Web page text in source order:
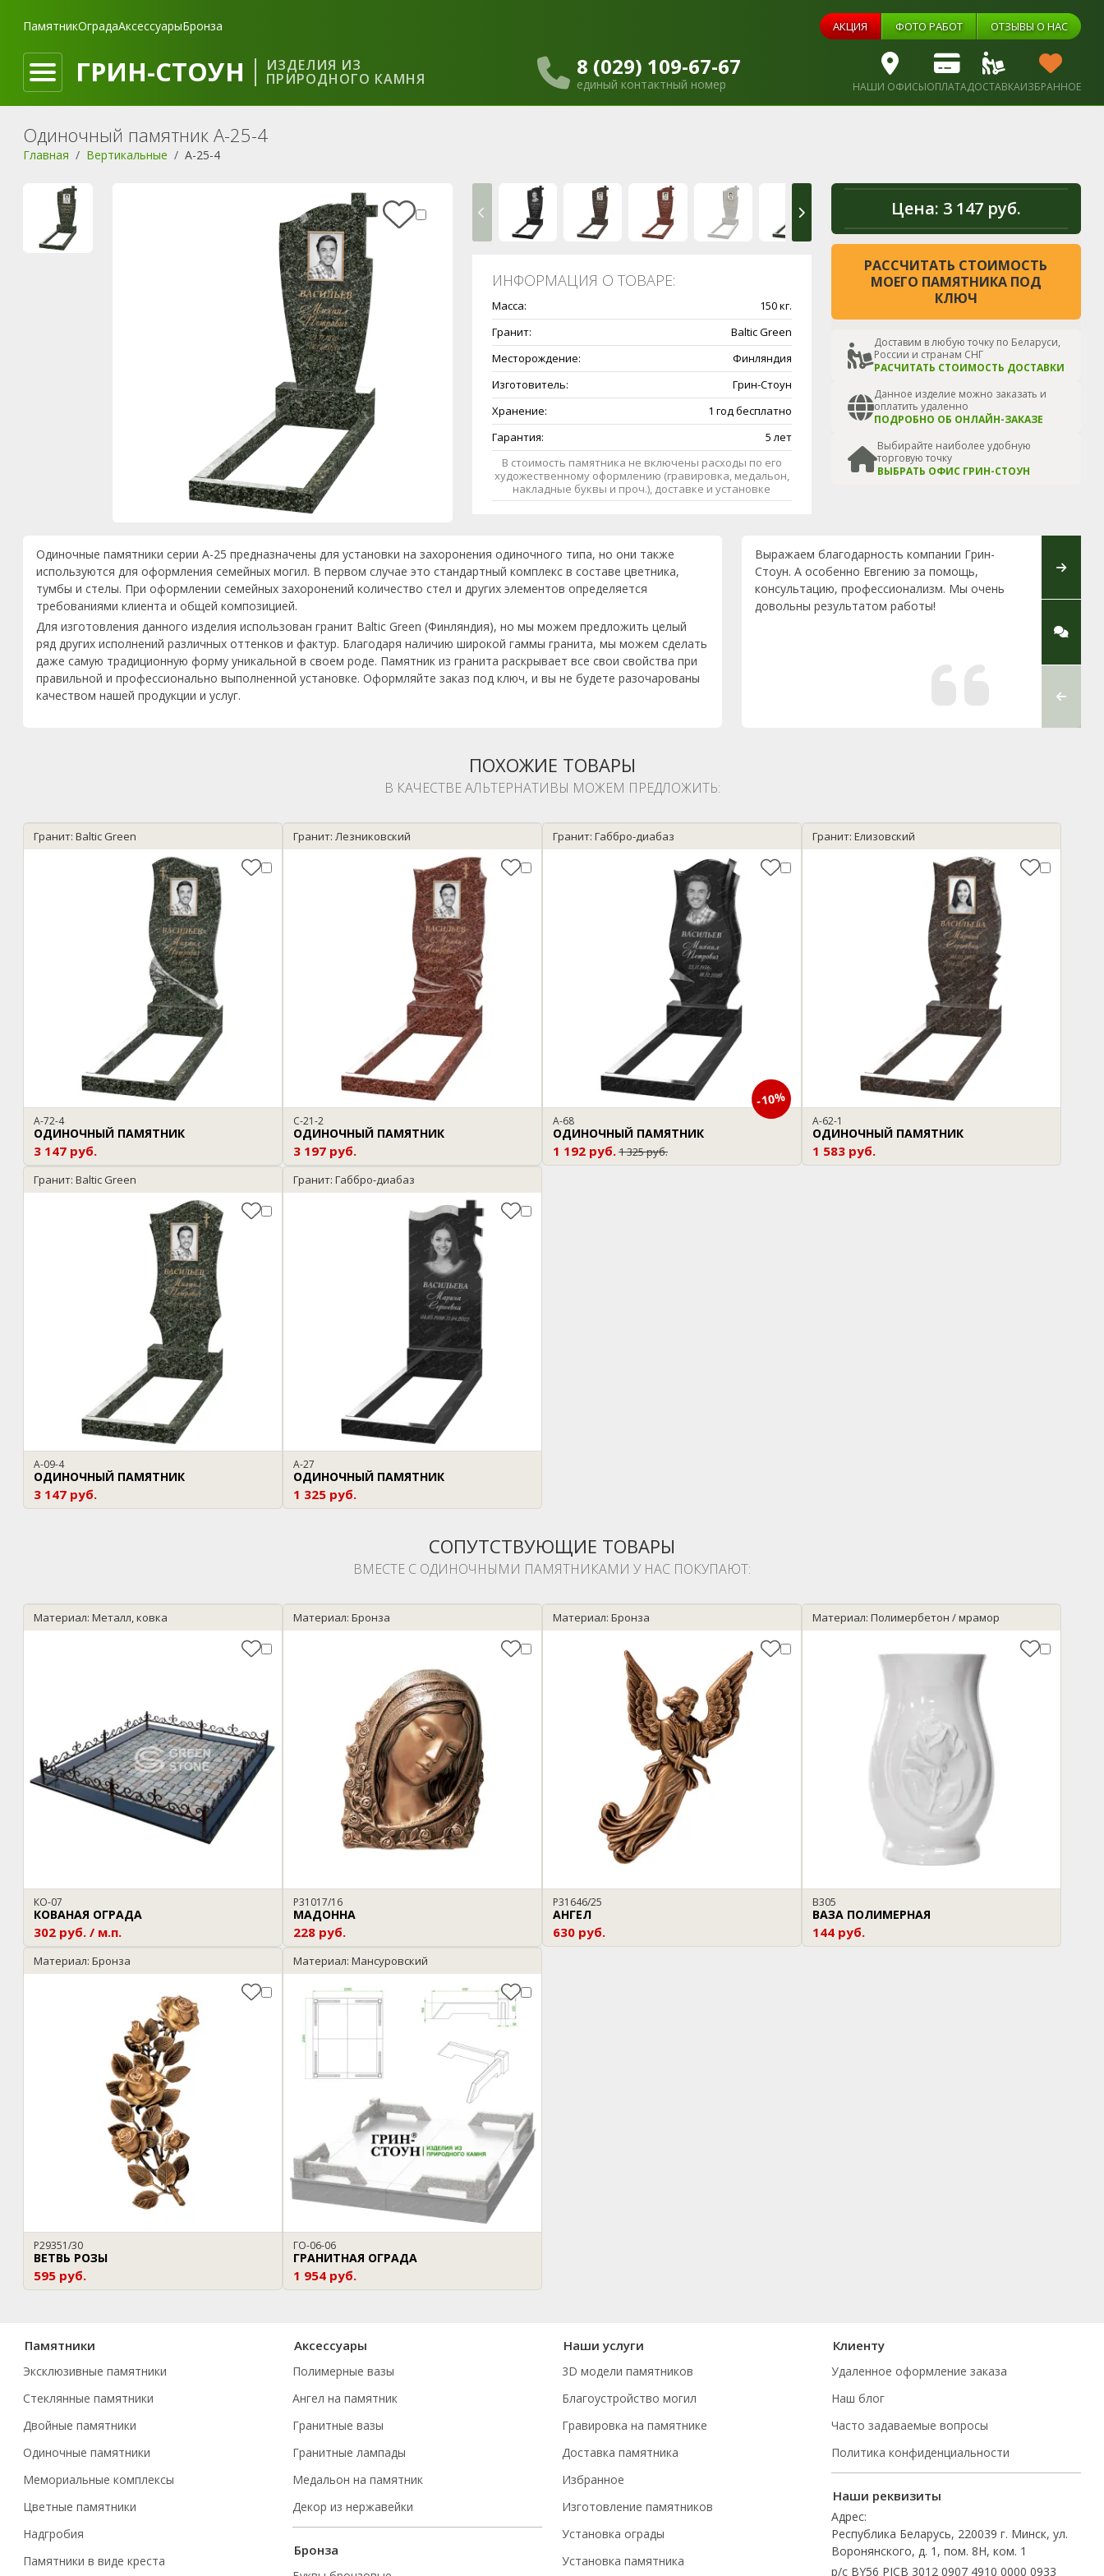
ПамятникОградаАксессуарыБронза АКЦИЯ ФОТО РАБОТ ОТЗЫВЫ О НАС
ГРИН-СТОУН ИЗДЕЛИЯ ИЗ
ПРИРОДНОГО КАМНЯ 8 (029) 109-67-67
единый контактный номер НАШИ ОФИСЫОПЛАТАДОСТАВКАИЗБРАННОЕ
Одиночный памятник A-25-4
Главная Вертикальные A-25-4
Цена: 3 147 руб.
РАССЧИТАТЬ СТОИМОСТЬ
МОЕГО ПАМЯТНИКА ПОД
КЛЮЧ
Доставим в любую точку по Беларуси,
России и странам СНГ
РАСЧИТАТЬ СТОИМОСТЬ ДОСТАВКИ
Данное изделие можно заказать и
оплатить удаленно
ПОДРОБНО ОБ ОНЛАЙН-ЗАКАЗЕ
Выбирайте наиболее удобную
торговую точку
ВЫБРАТЬ ОФИС ГРИН-СТОУН
ИНФОРМАЦИЯ О ТОВАРЕ:
Масса:
150 кг.
Гранит:
Baltic Green
Месторождение:
Финляндия
Изготовитель:
Грин-Стоун
Хранение:
1 год бесплатно
Гарантия:
5 лет
В стоимость памятника не включены расходы по его
художественному оформлению (гравировка, медальон,
накладные буквы и проч.), доставке и установке
Одиночные памятники серии A-25 предназначены для установки на захоронения одиночного типа, но они также
используются для оформления семейных могил. В первом случае это стандартный комплекс в составе цветника,
тумбы и стелы. При оформлении семейных захоронений количество стел и других элементов определяется
требованиями клиента и общей композицией.
Для изготовления данного изделия использован гранит Baltic Green (Финляндия), но мы можем предложить целый
ряд других исполнений различных оттенков и фактур. Благодаря наличию широкой гаммы гранита, мы можем сделать
даже самую традиционную форму уникальной в своем роде. Памятник из гранита раскрывает все свои свойства при
правильной и профессионально выполненной установке. Оформляйте заказ под ключ, и вы не будете разочарованы
качеством нашей продукции и услуг.
Выражаем благодарность компании Грин-
Стоун. А особенно Евгению за помощь,
консультацию, профессионализм. Мы очень
довольны результатом работы!
отца в
Могу
одного
Моя
ПОХОЖИЕ ТОВАРЫ
В КАЧЕСТВЕ АЛЬТЕРНАТИВЫ МОЖЕМ ПРЕДЛОЖИТЬ:
Гранит: Baltic Green
A-72-4
ОДИНОЧНЫЙ ПАМЯТНИК
3 147 руб.
Гранит: Лезниковский
C-21-2
ОДИНОЧНЫЙ ПАМЯТНИК
3 197 руб.
Гранит: Габбро-диабаз
A-68
ОДИНОЧНЫЙ ПАМЯТНИК
1 192 руб.1 325 руб.
-10%
Гранит: Елизовский
A-62-1
ОДИНОЧНЫЙ ПАМЯТНИК
1 583 руб.
Гранит: Baltic Green
A-09-4
ОДИНОЧНЫЙ ПАМЯТНИК
3 147 руб.
Гранит: Габбро-диабаз
A-27
ОДИНОЧНЫЙ ПАМЯТНИК
1 325 руб.
СОПУТСТВУЮЩИЕ ТОВАРЫ
ВМЕСТЕ С ОДИНОЧНЫМИ ПАМЯТНИКАМИ У НАС ПОКУПАЮТ:
Материал: Металл, ковка
КО-07
КОВАНАЯ ОГРАДА
302 руб. / м.п.
Материал: Бронза
P31017/16
МАДОННА
228 руб.
Материал: Бронза
P31646/25
АНГЕЛ
630 руб.
Материал: Полимербетон / мрамор
В305
ВАЗА ПОЛИМЕРНАЯ
144 руб.
Материал: Бронза
P29351/30
ВЕТВЬ РОЗЫ
595 руб.
Материал: Мансуровский
ГО-06-06
ГРАНИТНАЯ ОГРАДА
1 954 руб.
Памятники
Эксклюзивные памятники
Стеклянные памятники
Двойные памятники
Одиночные памятники
Мемориальные комплексы
Цветные памятники
Надгробия
Памятники в виде креста
Аксессуары
Полимерные вазы
Ангел на памятник
Гранитные вазы
Гранитные лампады
Медальон на памятник
Декор из нержавейки
Бронза
Наши услуги
3D модели памятников
Благоустройство могил
Гравировка на памятнике
Доставка памятника
Избранное
Изготовление памятников
Установка ограды
Установка памятника
Клиенту
Удаленное оформление заказа
Наш блог
Часто задаваемые вопросы
Политика конфиденциальности
Наши реквизиты
Адрес:
Республика Беларусь, 220039 г. Минск, ул.
Воронянского, д. 1, пом. 8Н, ком. 1
р/с BY56 PJCB 3012 0907 4910 0000 0933